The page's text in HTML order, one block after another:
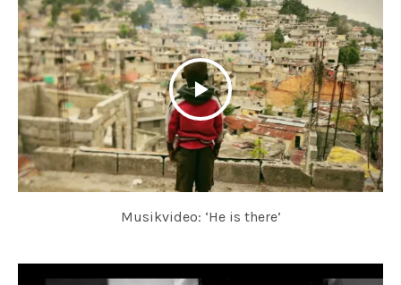
Musikvideo: ‘He is there’